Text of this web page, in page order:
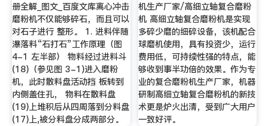
册全解_图文_百度文库离心冲击
磨粉机不仅能够碎石，而且可以
对石子进行 整形。 1. 进料伴随
瀑落料“石打石”工作原理（图
4-1 左半部） 物料经过进料斗
(18)（参见图 3-1)进入磨粉
机，此时散料盘活动挡 板转到
内侧盖住孔， 物料在散料盘
(19)上堆积后从四周落到分料盘
(17)上,被分料盘分成两部分。
机生产厂家/高细立轴复合磨粉
机 高细立轴复合磨粉机是实现
多碎少磨的细碎设备，该机配合
球磨机使用，具有投资少，运行
费用低，可持续性强的特点，能
够收到事半功倍的效果。作为专
业的复合磨粉机生产厂家，机器
研制高细立轴复合磨粉机的新技
术更是炉火出清，受到广大用户
一致好评。